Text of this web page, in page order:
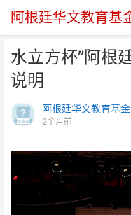
阿根廷华文教育基
水立方杯”阿根
说明
阿根廷华文教育基
2个月前
水立方杯”阿根廷
暨赛事说明